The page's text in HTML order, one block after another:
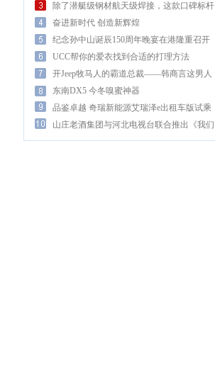
界》简直
除了潜艇级钢材航天级焊接，这款口碑标杆
的SUV凭
奋进新时代 创造新辉煌
纪念孙中山诞辰150周年晚宴在港隆重召开
UCC帮你的爱衣找到合适的打理方法
开Jeep牧马人的霸道总裁——韩商言这男人
上头！
东南DX5 今冬嗅蜜神器
品鉴卓越 奇瑞新能源艾瑞泽e出租车版试乘
试驾活动
山庄老酒集团与河北电视台联合推出《我们
的宝藏》